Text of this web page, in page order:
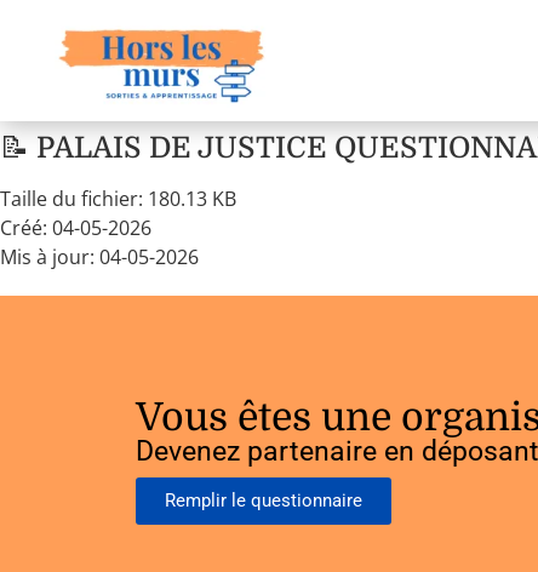
📝 PALAIS DE JUSTICE
Taille du fichier: 180.13 KB
Créé: 04-05-2026
Mis à jour: 04-05-2026
Vous êtes une
Devenez partenaire en
Remplir le questionnaire